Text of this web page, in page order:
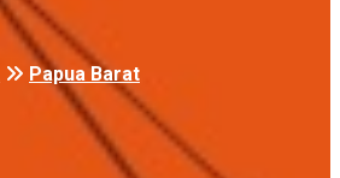
Papua Barat